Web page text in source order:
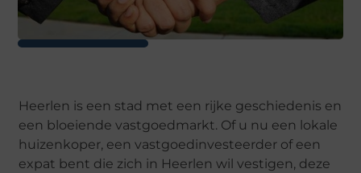
Heerlen is een stad met een rijke geschiedenis en
een bloeiende vastgoedmarkt. Of u nu een lokale
huizenkoper, een vastgoedinvesteerder of een
expat bent die zich in Heerlen wil vestigen, deze